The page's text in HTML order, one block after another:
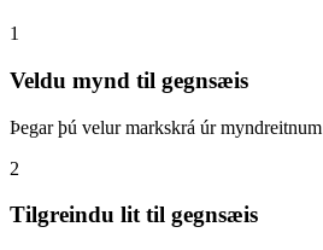
1
Veldu mynd til gegnsæis
Þegar þú velur markskrá úr
2
Tilgreindu lit til gegnsæis